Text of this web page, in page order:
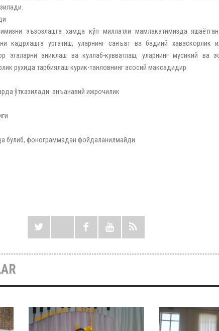
эъзозлашга хамда кўп миллатли мамлакатимизда
кадрлашга ургатиш, уларнинг санъат ва бадиий хаваскорлик
эгаларни аниклаш ва куллаб-кувватлаш, уларнинг мусикий ва
рухида тарбиялаш курик-танловнинг асосий максадидир.
ўтказилади: анъанавий ижрочилик
булиб, фонограммадан фойдаланилмайди.